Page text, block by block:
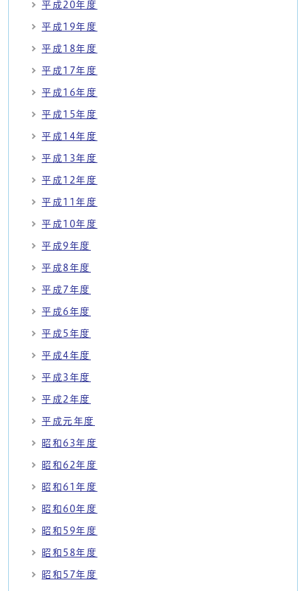
平成20年度
平成19年度
平成18年度
平成17年度
平成16年度
平成15年度
平成14年度
平成13年度
平成12年度
平成11年度
平成10年度
平成9年度
平成8年度
平成7年度
平成6年度
平成5年度
平成4年度
平成3年度
平成2年度
平成元年度
昭和63年度
昭和62年度
昭和61年度
昭和60年度
昭和59年度
昭和58年度
昭和57年度